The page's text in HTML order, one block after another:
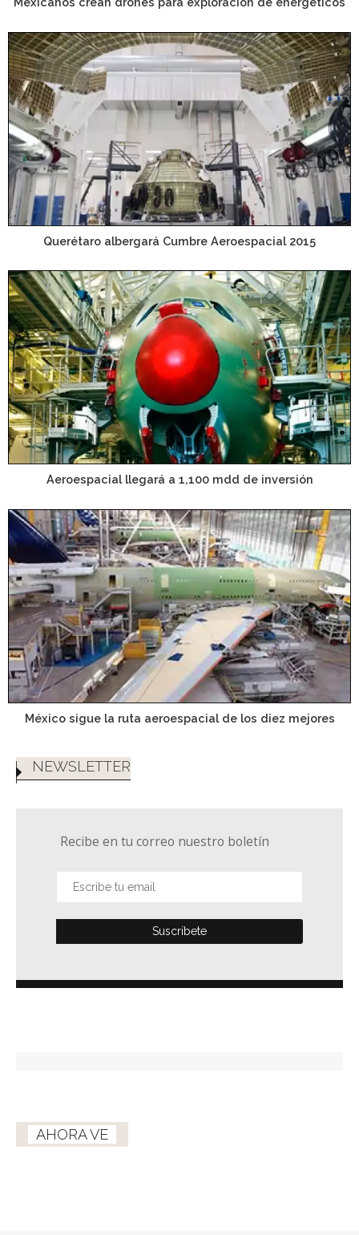
Querétaro albergará Cumbre Aeroespacial 2015
Aeroespacial llegará a 1,100 mdd de inversión
México sigue la ruta aeroespacial de los diez mejores
NEWSLETTER
Recibe en tu correo nuestro boletín
AHORA VE